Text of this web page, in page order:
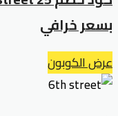
بسعر خرافي
عرض الكوبون